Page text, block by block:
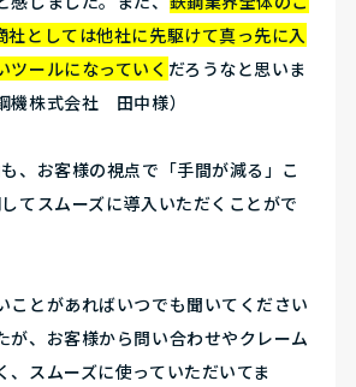
社としては他社に先駆けて真っ先に入
ツールになっていく だろうなと思いま
機株式会社 田中様）
、お客様の視点で「手間が減る」こ
てスムーズに導入いただくことがで
ことがあればいつでも聞いてください
が、お客様から問い合わせやクレーム
、スムーズに使っていただいてま